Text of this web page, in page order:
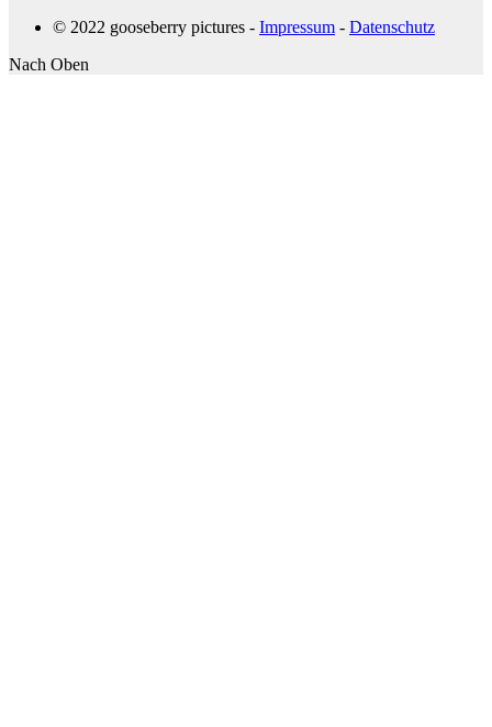
© 2022 gooseberry pictures - Impressum - Datenschutz
Nach Oben